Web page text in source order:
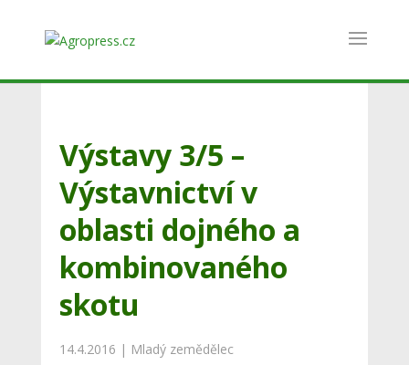
Výstavy 3/5 –
Výstavnictví v
oblasti dojného a
kombinovaného
skotu
14.4.2016 | Mladý zemědělec